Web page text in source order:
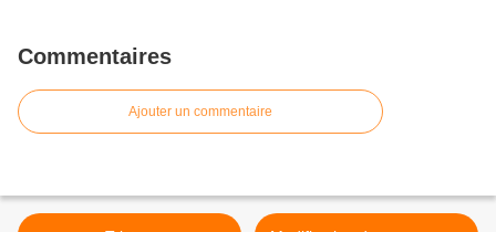
Commentaires
Ajouter un commentaire